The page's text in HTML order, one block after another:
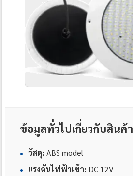
ข้อมูลทั่วไปเกี่ยวกับสินค้า
• วัสดุ: ABS model
• แรงดันไฟฟ้าเข้า: DC 12V